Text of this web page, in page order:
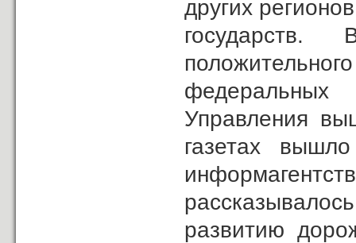
других
государств.
федеральных
Управления
газетах
развитию